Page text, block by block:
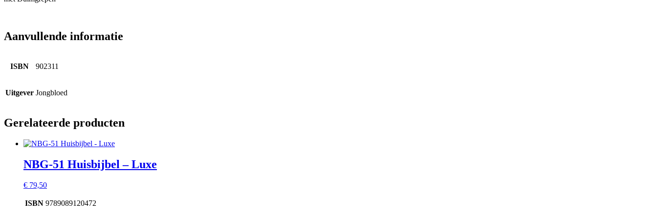
Aanvullende informatie
ISBN 902311
Uitgever Jongbloed
Gerelateerde producten
NBG-51 Huisbijbel – Luxe
€ 79,50
ISBN 9789089120472